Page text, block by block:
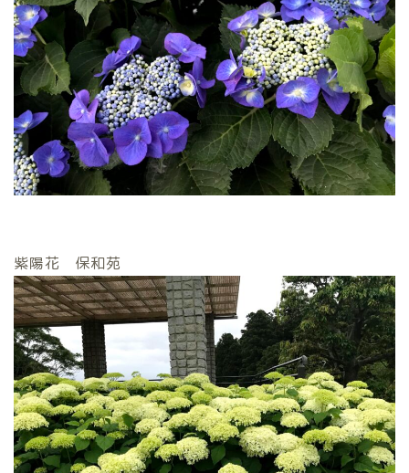
紫陽花 保和苑